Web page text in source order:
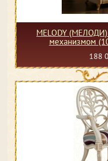
MELODY
188